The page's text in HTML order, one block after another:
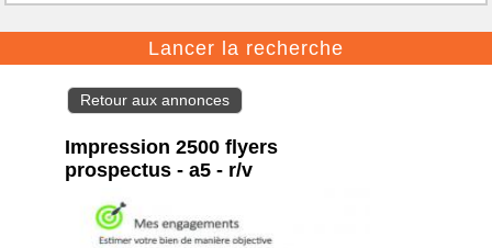
Retour aux annonces
Impression 2500 flyers
prospectus - a5 - r/v